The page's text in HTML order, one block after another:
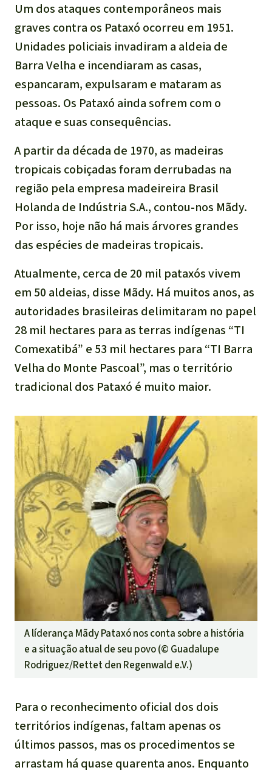
Um dos ataques contemporâneos mais
graves contra os Pataxó ocorreu em 1951.
Unidades policiais invadiram a aldeia de
Barra Velha e incendiaram as casas,
espancaram, expulsaram e mataram as
pessoas. Os Pataxó ainda sofrem com o
ataque e suas consequências.
A partir da década de 1970, as madeiras
tropicais cobiçadas foram derrubadas na
região pela empresa madeireira Brasil
Holanda de Indústria S.A., contou-nos Mãdy.
Por isso, hoje não há mais árvores grandes
das espécies de madeiras tropicais.
Atualmente, cerca de 20 mil pataxós vivem
em 50 aldeias, disse Mãdy. Há muitos anos, as
autoridades brasileiras delimitaram no papel
28 mil hectares para as terras indígenas “TI
Comexatibá” e 53 mil hectares para “TI Barra
Velha do Monte Pascoal”, mas o território
tradicional dos Pataxó é muito maior.
A líderança Mãdy Pataxó nos conta sobre a história
e a situação atual de seu povo (© Guadalupe
Rodriguez/Rettet den Regenwald e.V.)
Para o reconhecimento oficial dos dois
territórios indígenas, faltam apenas os
últimos passos, mas os procedimentos se
arrastam há quase quarenta anos. Enquanto